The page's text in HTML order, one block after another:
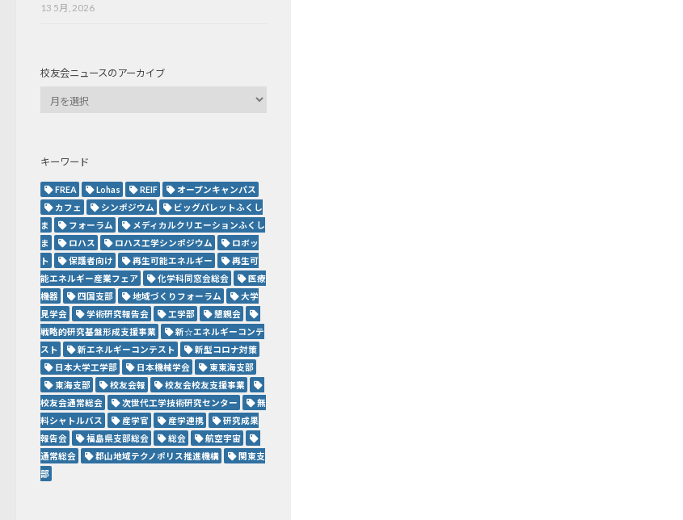
13 5月, 2026
校友会ニュースのアーカイブ
キーワード
FREA Lohas REIF
オープンキャンパス
カフェ
シンポジウム
ビッグパレットふくし
ま
フォーラム
メディカルクリエーションふくし
ま
ロハス ロハス工学シンポジウム
ロボッ
ト
保護者向け 再生可能エネルギー
再生可
能エネルギー産業フェア
化学科同窓会総会
医療
機器
四国支部 地域づくりフォーラム
大学
見学会
学術研究報告会 工学部
懇親会
戦略的研究基盤形成支援事業
新☆エネルギーコンテ
スト
新エネルギーコンテスト
新型コロナ対策
日本大学工学部
日本機械学会
東東海支部
東海支部
校友会報
校友会校友支援事業
校友会通常総会
次世代工学技術研究センター
無
料シャトルバス
産学官 産学連携
研究成果
報告会
福島県支部総会 総会
航空宇宙
通常総会
郡山地域テクノポリス推進機構
関東支
部